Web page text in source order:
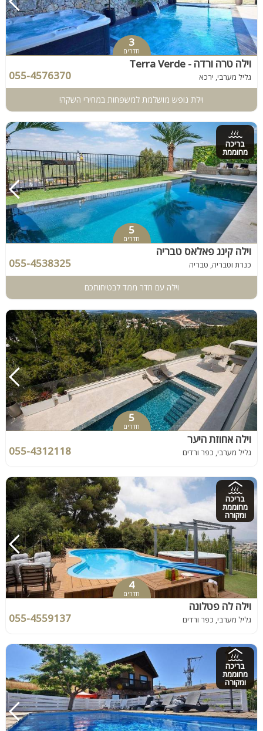
3
חדרים
וילה טרה ורדה - Terra Verde
גליל מערבי, ירכא 055-4576370
וילת נופש מושלמת למשפחות במחירי השקה!
בריכה
מחוממת
5
חדרים
וילה קינג פאלאס טבריה
כנרת וטבריה, טבריה 055-4538325
וילה עם חדר ממד לבטיחותכם
5
חדרים
וילה אחוזת היער
גליל מערבי, כפר ורדים 055-4312118
בריכה
מחוממת
ומקורה
4
חדרים
וילה לה פטלונה
גליל מערבי, כפר ורדים 055-4559137
בריכה
מחוממת
ומקורה